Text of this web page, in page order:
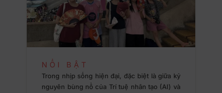
NỔI BẬT
Trong nhịp sống hiện đại, đặc biệt là giữa kỷ
nguyên bùng nổ của Trí tuệ nhân tạo (AI) và